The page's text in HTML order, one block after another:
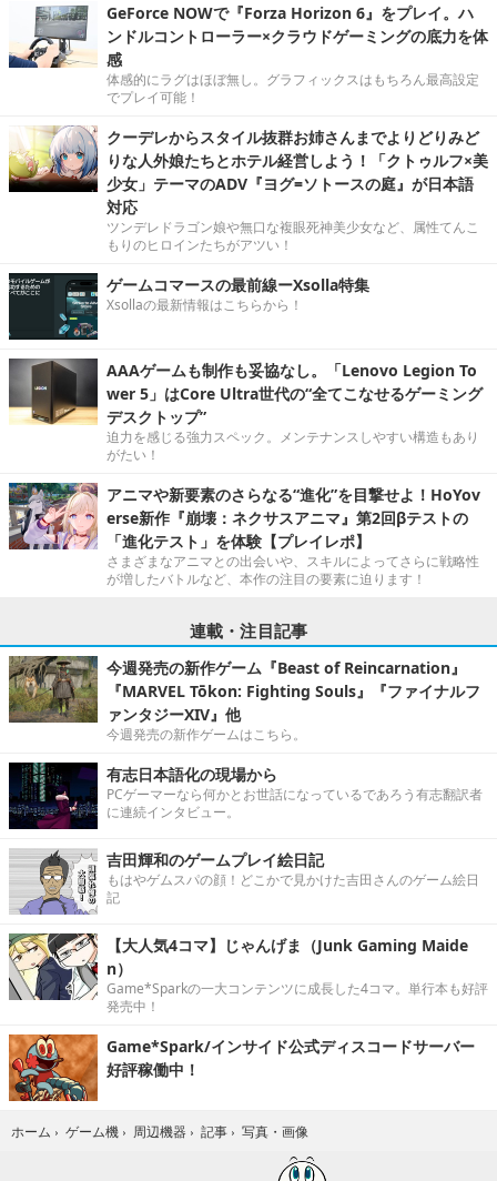
GeForce NOWで『Forza Horizon 6』をプレイ。ハ
ンドルコントローラー×クラウドゲーミングの底力を体
感
体感的にラグはほぼ無し。グラフィックスはもちろん最高設定
でプレイ可能！
クーデレからスタイル抜群お姉さんまでよりどりみど
りな人外娘たちとホテル経営しよう！「クトゥルフ×美
少女」テーマのADV『ヨグ=ソトースの庭』が日本語
対応
ツンデレドラゴン娘や無口な複眼死神美少女など、属性てんこ
もりのヒロインたちがアツい！
ゲームコマースの最前線ーXsolla特集
Xsollaの最新情報はこちらから！
AAAゲームも制作も妥協なし。「Lenovo Legion To
wer 5」はCore Ultra世代の“全てこなせるゲーミング
デスクトップ”
迫力を感じる強力スペック。メンテナンスしやすい構造もあり
がたい！
アニマや新要素のさらなる“進化”を目撃せよ！HoYov
erse新作『崩壊：ネクサスアニマ』第2回βテストの
「進化テスト」を体験【プレイレポ】
さまざまなアニマとの出会いや、スキルによってさらに戦略性
が増したバトルなど、本作の注目の要素に迫ります！
連載・注目記事
今週発売の新作ゲーム『Beast of Reincarnation』
『MARVEL Tōkon: Fighting Souls』『ファイナルフ
ァンタジーXIV』他
今週発売の新作ゲームはこちら。
有志日本語化の現場から
PCゲーマーなら何かとお世話になっているであろう有志翻訳者
に連続インタビュー。
吉田輝和のゲームプレイ絵日記
もはやゲムスパの顔！どこかで見かけた吉田さんのゲーム絵日
記
【大人気4コマ】じゃんげま（Junk Gaming Maide
n）
Game*Sparkの一大コンテンツに成長した4コマ。単行本も好評
発売中！
Game*Spark/インサイド公式ディスコードサーバー
好評稼働中！
ホーム › ゲーム機 › 周辺機器 › 記事 › 写真・画像